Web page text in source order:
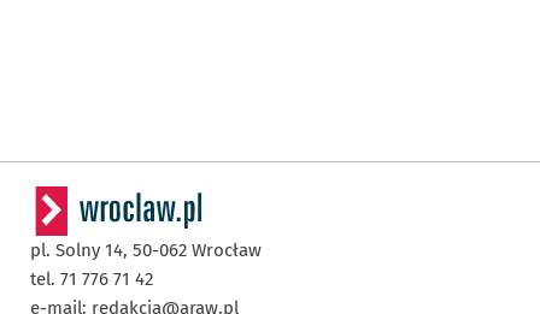
pl. Solny 14, 50-062 Wrocław
tel. 71 776 71 42
e-mail: redakcja@araw.pl